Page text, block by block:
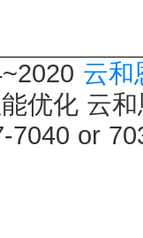
云和
优化 云
7040 or